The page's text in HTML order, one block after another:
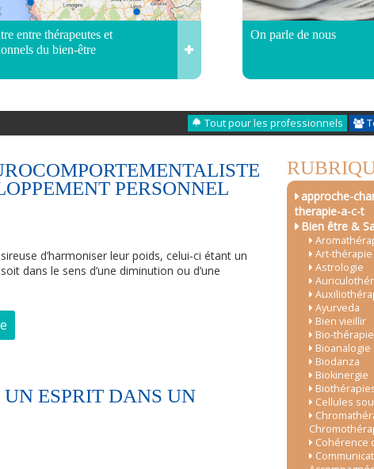
entre thérapeutes et
du bien-être
On parle de nous
Tout pour les professionnels
PERSONNEL
d’harmoniser leur poids, celui-ci étant un
dans le sens d’une diminution ou d’une
ESPRIT DANS UN
approche-
therapie-a-c-t
Bien être &
Art-thérapie
Astrologie
Ayurveda
Bien vieillir
Bio-thérapie
Bioanalogie
Biodanza
Biokinergie
Cellules
Cohérence